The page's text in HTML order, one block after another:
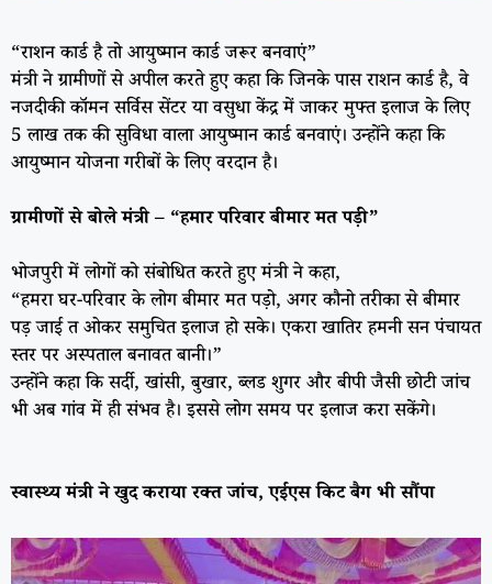
“राशन कार्ड है तो आयुष्मान कार्ड जरूर बनवाएं”
मंत्री ने ग्रामीणों से अपील करते हुए कहा कि जिनके पास राशन कार्ड है, वे
नजदीकी कॉमन सर्विस सेंटर या वसुधा केंद्र में जाकर मुफ्त इलाज के लिए
5 लाख तक की सुविधा वाला आयुष्मान कार्ड बनवाएं। उन्होंने कहा कि
आयुष्मान योजना गरीबों के लिए वरदान है।
ग्रामीणों से बोले मंत्री – “हमार परिवार बीमार मत पड़ी”
भोजपुरी में लोगों को संबोधित करते हुए मंत्री ने कहा,
“हमरा घर-परिवार के लोग बीमार मत पड़ो, अगर कौनो तरीका से बीमार
पड़ जाई त ओकर समुचित इलाज हो सके। एकरा खातिर हमनी सन पंचायत
स्तर पर अस्पताल बनावत बानी।”
उन्होंने कहा कि सर्दी, खांसी, बुखार, ब्लड शुगर और बीपी जैसी छोटी जांच
भी अब गांव में ही संभव है। इससे लोग समय पर इलाज करा सकेंगे।
स्वास्थ्य मंत्री ने खुद कराया रक्त जांच, एईएस किट बैग भी सौंपा